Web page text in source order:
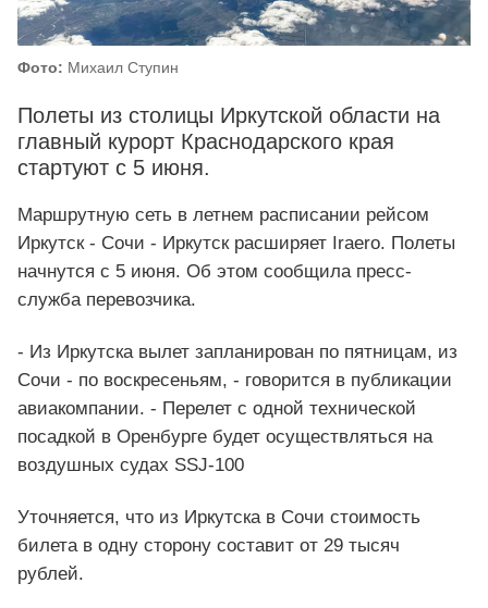
Фото: Михаил Ступин
Полеты из столицы Иркутской области на
главный курорт Краснодарского края
стартуют с 5 июня.
Маршрутную сеть в летнем расписании рейсом
Иркутск - Сочи - Иркутск расширяет Iraero. Полеты
начнутся с 5 июня. Об этом сообщила пресс-
служба перевозчика.
- Из Иркутска вылет запланирован по пятницам, из
Сочи - по воскресеньям, - говорится в публикации
авиакомпании. - Перелет с одной технической
посадкой в Оренбурге будет осуществляться на
воздушных судах SSJ-100
Уточняется, что из Иркутска в Сочи стоимость
билета в одну сторону составит от 29 тысяч
рублей.